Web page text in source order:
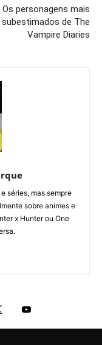
Os personagens mais
subestimados de The
Vampire Diaries
séries, mas sempre
sobre animes e
x Hunter ou One